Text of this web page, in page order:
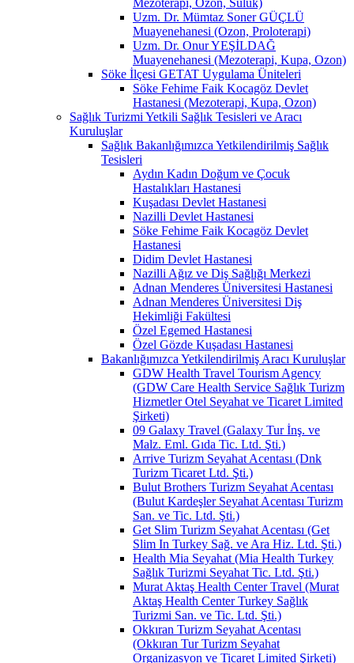
Uzm. Dr. Mümtaz Soner GÜÇLÜ
Muayenehanesi (Ozon, Proloterapi)
Uzm. Dr. Onur YEŞİLDAĞ
Muayenehanesi (Mezoterapi, Kupa, Ozon)
Söke İlçesi GETAT Uygulama Üniteleri
Söke Fehime Faik Kocagöz Devlet
Hastanesi (Mezoterapi, Kupa, Ozon)
Sağlık Turizmi Yetkili Sağlık Tesisleri ve Aracı
Kuruluşlar
Sağlık Bakanlığımızca Yetkilendirilmiş Sağlık
Tesisleri
Aydın Kadın Doğum ve Çocuk
Hastalıkları Hastanesi
Kuşadası Devlet Hastanesi
Nazilli Devlet Hastanesi
Söke Fehime Faik Kocagöz Devlet
Hastanesi
Didim Devlet Hastanesi
Nazilli Ağız ve Diş Sağlığı Merkezi
Adnan Menderes Üniversitesi Hastanesi
Adnan Menderes Üniversitesi Diş
Hekimliği Fakültesi
Özel Egemed Hastanesi
Özel Gözde Kuşadası Hastanesi
Bakanlığımızca Yetkilendirilmiş Aracı Kuruluşlar
GDW Health Travel Tourism Agency
(GDW Care Health Service Sağlık Turizm
Hizmetler Otel Seyahat ve Ticaret Limited
Şirketi)
09 Galaxy Travel (Galaxy Tur İnş. ve
Malz. Eml. Gıda Tic. Ltd. Şti.)
Arrive Turizm Seyahat Acentası (Dnk
Turizm Ticaret Ltd. Şti.)
Bulut Brothers Turizm Seyahat Acentası
(Bulut Kardeşler Seyahat Acentası Turizm
San. ve Tic. Ltd. Şti.)
Get Slim Turizm Seyahat Acentası (Get
Slim In Turkey Sağ. ve Ara Hiz. Ltd. Şti.)
Health Mia Seyahat (Mia Health Turkey
Sağlık Turizmi Seyahat Tic. Ltd. Şti.)
Murat Aktaş Health Center Travel (Murat
Aktaş Health Center Turkey Sağlık
Turizmi San. ve Tic. Ltd. Şti.)
Okkıran Turizm Seyahat Acentası
(Okkıran Tur Turizm Seyahat
Organizasyon ve Ticaret Limited Şirketi)